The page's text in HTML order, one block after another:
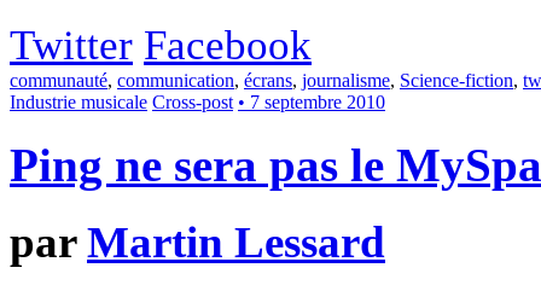
Twitter Facebook
communauté, communication, écrans, journalisme, Science-fiction,
Industrie musicale Cross-post • 7 septembre 2010
Ping ne sera pas le
parMartin Lessard